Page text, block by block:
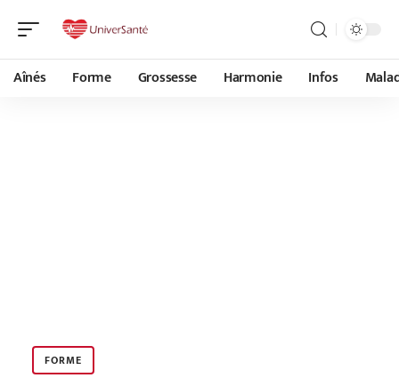
Aînés Forme Grossesse Harmonie Infos
FORME